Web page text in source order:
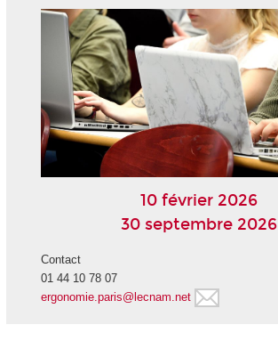
10 février 2026
30 septembre 2026
Contact
01 44 10 78 07
ergonomie.paris@lecnam.net